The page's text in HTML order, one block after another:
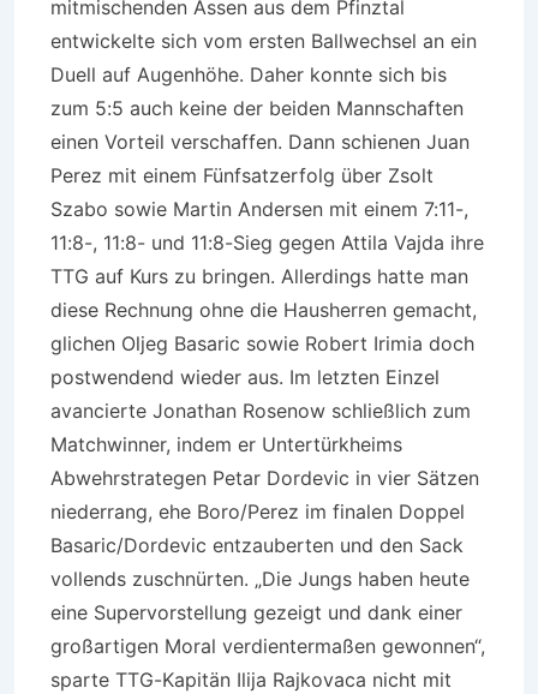
mitmischenden Assen aus dem Pfinztal
entwickelte sich vom ersten Ballwechsel an ein
Duell auf Augenhöhe. Daher konnte sich bis
zum 5:5 auch keine der beiden Mannschaften
einen Vorteil verschaffen. Dann schienen Juan
Perez mit einem Fünfsatzerfolg über Zsolt
Szabo sowie Martin Andersen mit einem 7:11-,
11:8-, 11:8- und 11:8-Sieg gegen Attila Vajda ihre
TTG auf Kurs zu bringen. Allerdings hatte man
diese Rechnung ohne die Hausherren gemacht,
glichen Oljeg Basaric sowie Robert Irimia doch
postwendend wieder aus. Im letzten Einzel
avancierte Jonathan Rosenow schließlich zum
Matchwinner, indem er Untertürkheims
Abwehrstrategen Petar Dordevic in vier Sätzen
niederrang, ehe Boro/Perez im finalen Doppel
Basaric/Dordevic entzauberten und den Sack
vollends zuschnürten. „Die Jungs haben heute
eine Supervorstellung gezeigt und dank einer
großartigen Moral verdientermaßen gewonnen“,
sparte TTG-Kapitän Ilija Rajkovaca nicht mit